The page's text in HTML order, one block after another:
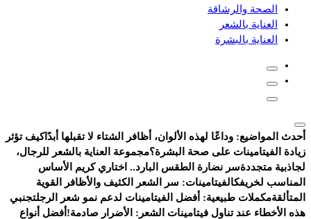
الصحة والرشاقة
العناية بالشعر
العناية بالبشرة
أحدث المواضيع: وداعًا لهذه الألوان، أظافر الشتاء لا تقبلها أبدًاكيف تؤثر
زيادة الفيتامينات على صحة البشرة؟مجموعة العناية بالشعر للرجال،
لجاذبية متجددةسر نضارة الطقس البارد.. اختاري كريم الأساس
المناسب لخريفكالفيتامينات: سر الشعر الكثيف والأظافر القوية
المتألقةمكملات طبيعية: أفضل الفيتامينات لدعم نمو شعر الرجلتجنبي
هذه الأخطاء عند تناول فيتامينات الشعر: الأضرار صادمة! أفضل أنواع